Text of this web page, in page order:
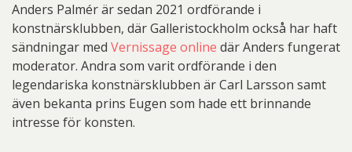
Anders Palmér är sedan 2021 ordförande i
konstnärsklubben, där Galleristockholm också har haft
sändningar med Vernissage online där Anders fungerat
moderator. Andra som varit ordförande i den
legendariska konstnärsklubben är Carl Larsson samt
även bekanta prins Eugen som hade ett brinnande
intresse för konsten.